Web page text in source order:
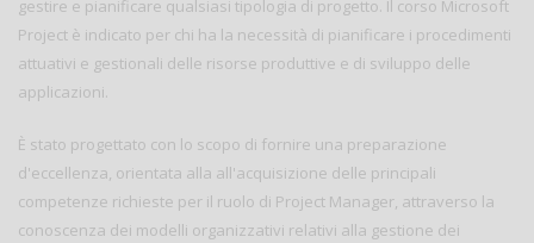
gestire e pianificare qualsiasi tipologia di progetto. Il corso Microsoft
Project è indicato per chi ha la necessità di pianificare i procedimenti
attuativi e gestionali delle risorse produttive e di sviluppo delle
applicazioni.
È stato progettato con lo scopo di fornire una preparazione
d'eccellenza, orientata alla all'acquisizione delle principali
competenze richieste per il ruolo di Project Manager, attraverso la
conoscenza dei modelli organizzativi relativi alla gestione dei